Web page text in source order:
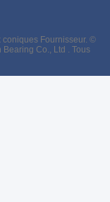
Fournisseur. ©
Co., Ltd . Tous